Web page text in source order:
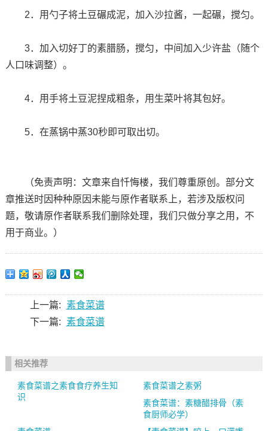
2．用勺子将土豆碾成泥，加入沙拉酱，一起碾，搅匀。
3．加入切好丁的素腊肠，搅匀，中间加入少许盐（随个
人口味调整）。
4．用手将土豆泥捏成粗条，用生菜叶将其包好。
5．在蒸锅中蒸30秒即可取出切。
（免责声明：文章来自忏悔楼，我们尊重原创。部分文
章推送时因种种原因未能与原作者联系上，若涉及版权问
题，敬请原作者联系我们删除处理，我们只做分享之用，不
用于商业。）
上一篇: 素食菜谱
下一篇: 素食菜谱
相关推荐
素食菜谱之素食食疗养生知
识
素食菜谱之素粥
素食菜谱：素糖醋排骨（素
食厨师必学）